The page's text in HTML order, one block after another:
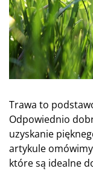
Trawa to
Odpowiednio
uzyskanie
artykule
które są idealne